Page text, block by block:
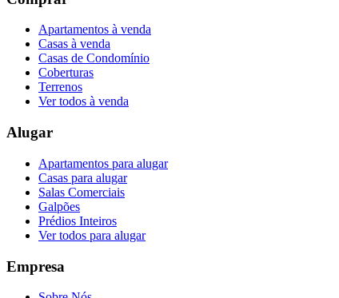
Apartamentos à venda
Casas à venda
Casas de Condomínio
Coberturas
Terrenos
Ver todos à venda
Alugar
Apartamentos para alugar
Casas para alugar
Salas Comerciais
Galpões
Prédios Inteiros
Ver todos para alugar
Empresa